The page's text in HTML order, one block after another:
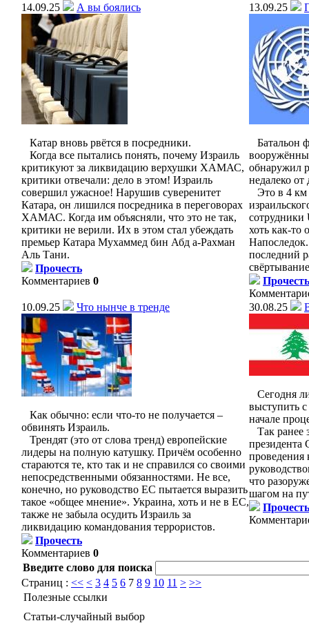
14.09.25 А вы боялись
Катар вновь рвётся в посредники.
Когда все пытались понять, почему Израиль
критикуют за ликвидацию верхушки ХАМАС,
критики отвечали: дело в этом! Израиль
совершил ужасное! Нарушив суверенитет
Катара, он лишился посредника в переговорах
ХАМАС. Когда им объясняли, что это не так,
критики не верили. Их в этом стал убеждать
премьер Катара Мухаммед бин Абд а-Рахман
Аль Тани.
Прочесть
Комментариев 0
13.09.25
Батальон
обнаружил
недалеко
Это в 4 км
сотрудники
хоть как-то
последний
Прочесть
10.09.25
Что нынче в тренде
Как обычно: если что-то не получается –
обвинять Израиль.
Трендят (это от слова тренд) европейские
лидеры на полную катушку. Причём особенно
стараются те, кто так и не справился со своими
непосредственными обязанностями. Не все,
конечно, но руководство ЕС пытается выразить
такое «общее мнение». Украина, хоть и не в ЕС,
также не забыла осудить Израиль за
ликвидацию командования террористов.
Прочесть
Комментариев 0
30.08.25
Сегодня
выступить
начале
Так ранее
проведения
что
шагом на
Прочесть
Введите слово для поиска
Страниц : << < 3 4 5 6 7 8 9 10 11 > >>
Полезные ссылки
Статьи-случайный выбор